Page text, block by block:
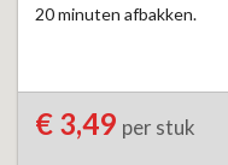
20 minuten afbakken.
€ 3,49 per stuk